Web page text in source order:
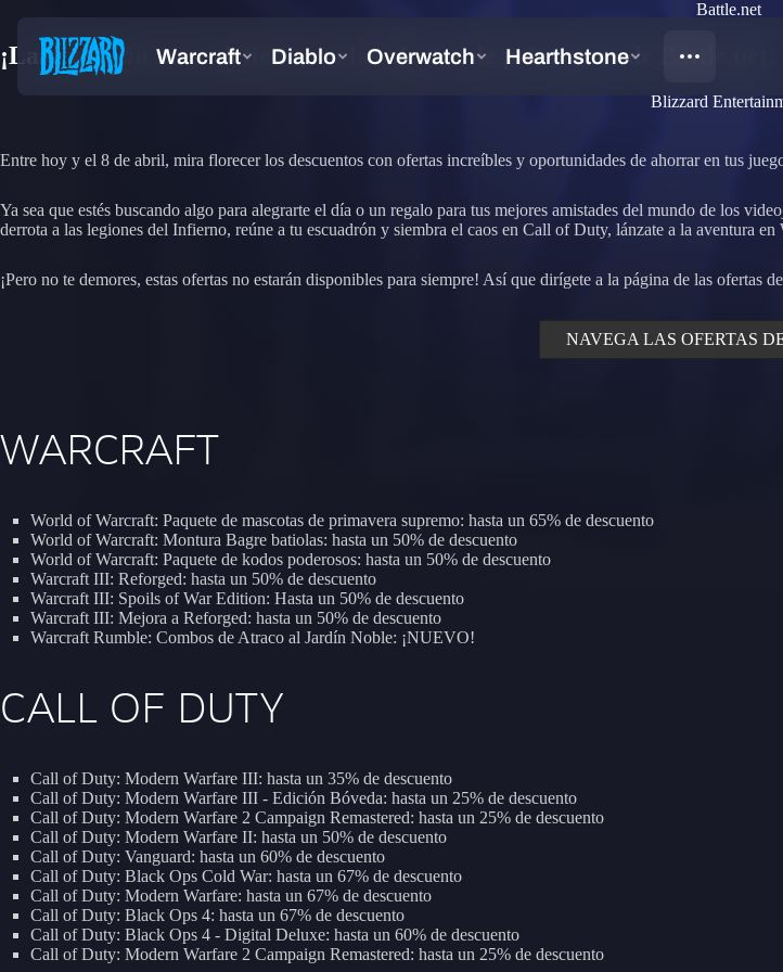
Battle.net
¡La diversión no se detiene con las ofertas de primavera de Battle.net!
Blizzard
Entre hoy y el 8 de abril, mira florecer los descuentos con ofertas increíbles y oportunidades de ahorrar en tus
Ya sea que estés buscando algo para alegrarte el día o un regalo para tus mejores amistades del mundo de los
derrota a las legiones del Infierno, reúne a tu escuadrón y siembra el caos en Call of Duty, lánzate a la aventura
¡Pero no te demores, estas ofertas no estarán disponibles para siempre! Así que dirígete a la página de las ofertas
NAVEGA LAS OFERTAS
WARCRAFT
World of Warcraft: Paquete de mascotas de primavera supremo: hasta un 65% de descuento
World of Warcraft: Montura Bagre batiolas: hasta un 50% de descuento
World of Warcraft: Paquete de kodos poderosos: hasta un 50% de descuento
Warcraft III: Reforged: hasta un 50% de descuento
Warcraft III: Spoils of War Edition: Hasta un 50% de descuento
Warcraft III: Mejora a Reforged: hasta un 50% de descuento
Warcraft Rumble: Combos de Atraco al Jardín Noble: ¡NUEVO!
CALL OF DUTY
Call of Duty: Modern Warfare III: hasta un 35% de descuento
Call of Duty: Modern Warfare III - Edición Bóveda: hasta un 25% de descuento
Call of Duty: Modern Warfare 2 Campaign Remastered: hasta un 25% de descuento
Call of Duty: Modern Warfare II: hasta un 50% de descuento
Call of Duty: Vanguard: hasta un 60% de descuento
Call of Duty: Black Ops Cold War: hasta un 67% de descuento
Call of Duty: Modern Warfare: hasta un 67% de descuento
Call of Duty: Black Ops 4: hasta un 67% de descuento
Call of Duty: Black Ops 4 - Digital Deluxe: hasta un 60% de descuento
Call of Duty: Modern Warfare 2 Campaign Remastered: hasta un 25% de descuento